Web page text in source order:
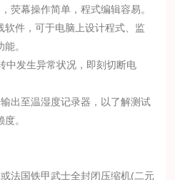
荧幕操作简单，程式编辑容易。
件，可于电脑上设计程式、监
。
中发生异常状况，即刻切断电
出至温湿度记录器，以了解测试
。
法国铁甲武士全封闭压缩机(二元